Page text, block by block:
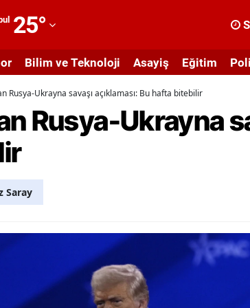
25°
Bilim ve Teknoloji Asayiş Eğitim
Rusya-Ukrayna savaşı açıklaması: Bu hafta bitebilir
Rusya-Ukrayna
Saray